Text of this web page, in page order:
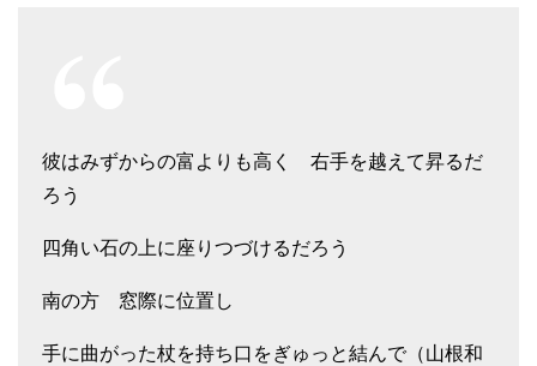
彼はみずからの富よりも高く 右手を越えて昇るだ
ろう
四角い石の上に座りつづけるだろう
南の方 窓際に位置し
手に曲がった杖を持ち口をぎゅっと結んで（山根和